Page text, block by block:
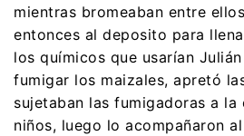
mientras bromeaban entre
entonces al deposito para
los químicos que usarían
fumigar los maizales, apretó
sujetaban las fumigadoras a la
niños, luego lo acompañaron